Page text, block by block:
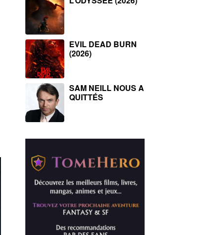
EVIL DEAD BURN
(2026)
SAM NEILL NOUS A
QUITTÉS